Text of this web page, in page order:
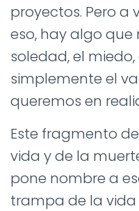
proyectos. Pero a
eso, hay algo que
soledad, el miedo,
simplemente el
queremos en
Este fragmento
vida y de la
pone nombre a
trampa de la